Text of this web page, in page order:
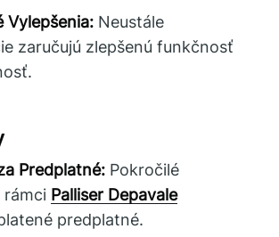
Vylepšenia: Neustále
zaručujú zlepšenú funkčnosť
Predplatné: Pokročilé
rámci Palliser Depavale
predplatné.